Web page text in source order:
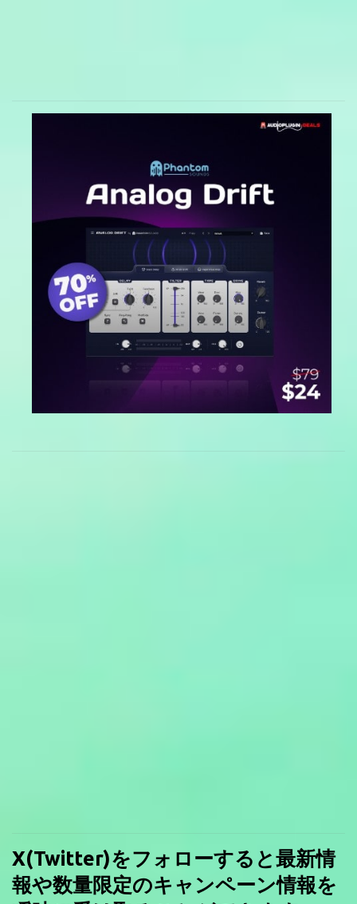
X(Twitter)をフォローすると最新情
報や数量限定のキャンペーン情報を